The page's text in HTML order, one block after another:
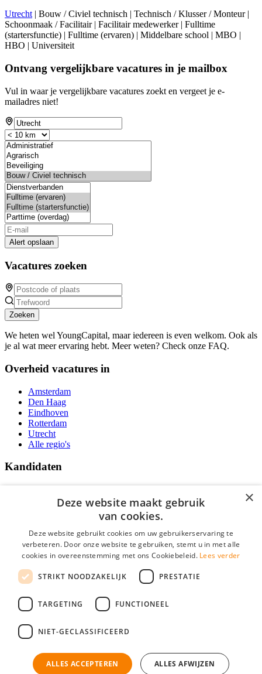
Utrecht | Bouw / Civiel technisch | Technisch / Klusser / Monteur |
Schoonmaak / Facilitair | Facilitair medewerker | Fulltime
(startersfunctie) | Fulltime (ervaren) | Middelbare school | MBO |
HBO | Universiteit
Ontvang vergelijkbare vacatures in je mailbox
Vul in waar je vergelijkbare vacatures zoekt en vergeet je e-
mailadres niet!
Alert opslaan
Vacatures zoeken
Zoeken
We heten wel YoungCapital, maar iedereen is even welkom. Ook als
je al wat meer ervaring hebt. Meer weten? Check onze FAQ.
Overheid vacatures in
Amsterdam
Den Haag
Eindhoven
Rotterdam
Utrecht
Alle regio's
Kandidaten
Vacatures
Over Vacatures Overheid Online
YoungCapital IOS App
YoungCapital Android App
Social
Mogen wij cookies plaatsen? Check hier ons
×
Deze website maakt gebruik
van cookies.
Deze website gebruikt cookies om uw gebruikerservaring te
verbeteren. Door onze website te gebruiken, stemt u in met alle
cookies in overeenstemming met ons Cookiebeleid. Lees verder
STRIKT NOODZAKELIJK PRESTATIE
TARGETING FUNCTIONEEL
NIET-GECLASSIFICEERD
ALLES ACCEPTEREN ALLES AFWIJZEN